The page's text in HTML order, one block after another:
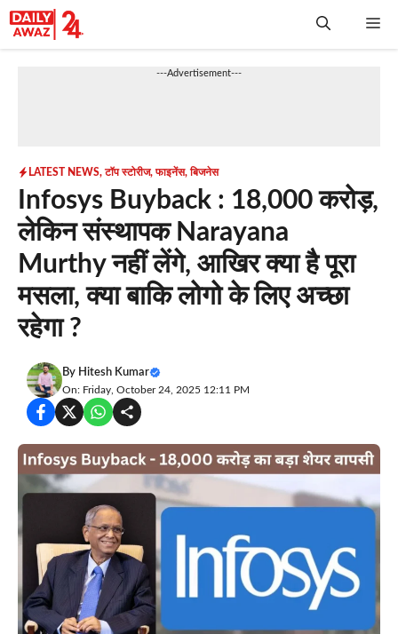
Skip
to
---Advertisement---
LATEST NEWS,टॉप स्टोरीज,फाइनेंस,बिजनेस
Infosys Buyback : 18,000 करोड़,
लेकिन संस्थापक Narayana
Murthy नहीं लेंगे, आखिर क्या है पूरा
मसला, क्या बाकि लोगो के लिए अच्छा
रहेगा ?
By Hitesh Kumar
On: Friday, October 24, 2025 12:11 PM